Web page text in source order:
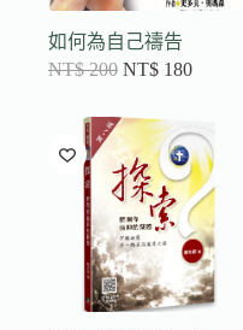
如何為自己禱告
NT$200 NT$ 180